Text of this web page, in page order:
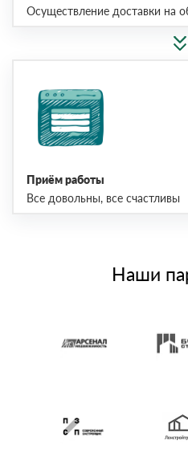
Осуществление доставки на
Приём работы
Все довольны, все счастливы
Наши